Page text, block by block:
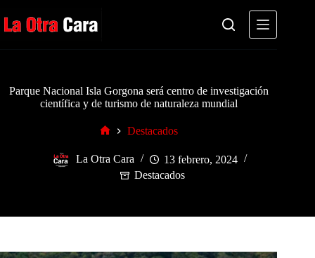
al
contenido
Parque Nacional Isla Gorgona será centro de investigación
científica y de turismo de naturaleza mundial
Destacados
La Otra Cara
13 febrero, 2024
Destacados